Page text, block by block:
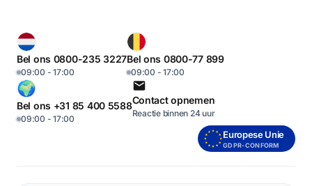
Bel ons 0800-235 3227
09:00 - 17:00
Bel ons 0800-77 899
09:00 - 17:00
Bel ons +31 85 400 5588
09:00 - 17:00
Contact opnemen
Reactie binnen 24 uur
Europese Unie
GDPR-CONFORM